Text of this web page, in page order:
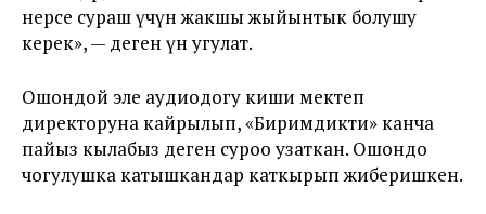
нерсе сураш үчүн жакшы жыйынтык болушу
керек», — деген үн угулат.
Ошондой эле аудиодогу киши мектеп
директоруна кайрылып, «Биримдикти» канча
пайыз кылабыз деген суроо узаткан. Ошондо
чогулушка катышкандар каткырып жиберишкен.